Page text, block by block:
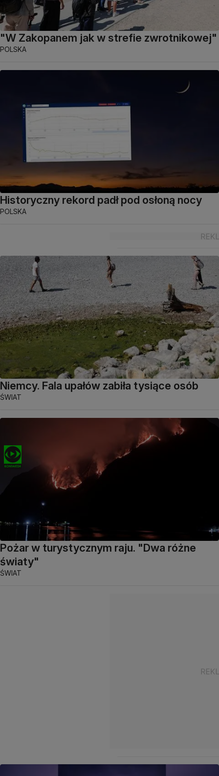
"W Zakopanem jak w strefie zwrotnikowej"
POLSKA
Historyczny rekord padł pod osłoną nocy
POLSKA
Niemcy. Fala upałów zabiła tysiące osób
ŚWIAT
Pożar w turystycznym raju. "Dwa różne
światy"
ŚWIAT